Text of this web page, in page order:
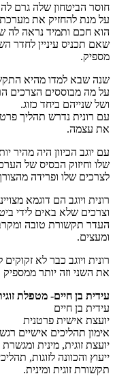
חוסר הביטחון שלה גרם
על מנת להחזיק את
הוא חכם ותמיד נראה לה
שאם תכניס עיניין לחדר
מספיק.
שנה שבא למדו מהיא
על מה מבוססים הצרכים
ושל שנייהם ביחד כזוג.
עם רונית נדרש תהליך
את עצמה.
עם יוגב הכיוון היה מהיר
שלו וחיזוק הבסיס של
לצרכים שלו ופרידה
רונית ויוגב הם דוגמא
וצרכים שלא באים לידי
העדר תקשורת טובה
ומעצים.
רונית ויוגב כבר לא
את השני וזה יותר ממספיק
עידית בן חיים- מטפלת
עידית בן חיים
יועצת אישית פרטנית
אימון תהליכים אישיים
יועצת זוגית, מינית ומגשרת
ייעוץ והכוונה לזוגות,
תקשורת זוגית ומינית.